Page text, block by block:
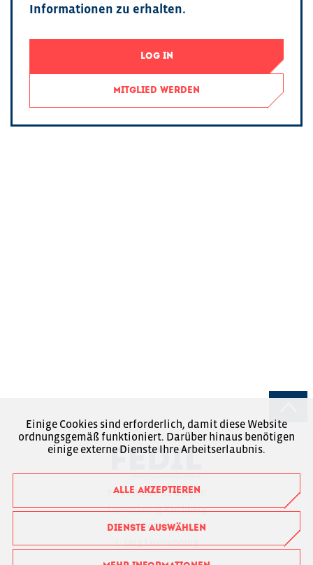
Informationen zu erhalten.
LOG IN
MITGLIED WERDEN
7, rue Alcide de Gasperi
Luxembourg-Kirchberg
Boîte Postale 1304
L-1013 Luxembourg
Einige Cookies sind erforderlich, damit diese Website
ordnungsgemäß funktioniert. Darüber hinaus benötigen
einige externe Dienste Ihre Arbeitserlaubnis.
ALLE AKZEPTIEREN
DIENSTE AUSWÄHLEN